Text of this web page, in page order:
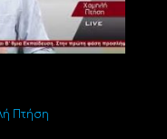
Πτήση